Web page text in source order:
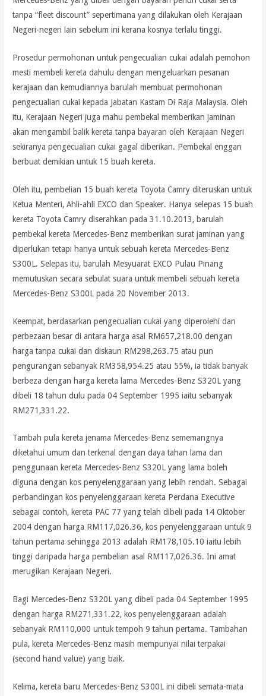
tanpa “fleet discount” sepertimana yang dilakukan oleh Kerajaan
Negeri-negeri lain sebelum ini kerana kosnya terlalu tinggi.
Prosedur permohonan untuk pengecualian cukai adalah pemohon
mesti membeli kereta dahulu dengan mengeluarkan pesanan
kerajaan dan kemudiannya barulah membuat permohonan
pengecualian cukai kepada Jabatan Kastam Di Raja Malaysia. Oleh
itu, Kerajaan Negeri juga mahu pembekal memberikan jaminan
akan mengambil balik kereta tanpa bayaran oleh Kerajaan Negeri
sekiranya pengecualian cukai gagal diberikan. Pembekal enggan
berbuat demikian untuk 15 buah kereta.
Oleh itu, pembelian 15 buah kereta Toyota Camry diteruskan untuk
Ketua Menteri, Ahli-ahli EXCO dan Speaker. Hanya selepas 15 buah
kereta Toyota Camry diserahkan pada 31.10.2013, barulah
pembekal kereta Mercedes-Benz memberikan surat jaminan yang
diperlukan tetapi hanya untuk sebuah kereta Mercedes-Benz
S300L. Selepas itu, barulah Mesyuarat EXCO Pulau Pinang
memutuskan secara sebulat suara untuk membeli sebuah kereta
Mercedes-Benz S300L pada 20 November 2013.
Keempat, berdasarkan pengecualian cukai yang diperolehi dan
perbezaan besar di antara harga asal RM657,218.00 dengan
harga tanpa cukai dan diskaun RM298,263.75 atau pun
pengurangan sebanyak RM358,954.25 atau 55%, ia tidak banyak
berbeza dengan harga kereta lama Mercedes-Benz S320L yang
dibeli 18 tahun dulu pada 04 September 1995 iaitu sebanyak
RM271,331.22.
Tambah pula kereta jenama Mercedes-Benz sememangnya
diketahui umum dan terkenal dengan daya tahan lama dan
penggunaan kereta Mercedes-Benz S320L yang lama boleh
diguna dengan kos penyelenggaraan yang lebih rendah. Sebagai
perbandingan kos penyelenggaraan kereta Perdana Executive
sebagai contoh, kereta PAC 77 yang telah dibeli pada 14 Oktober
2004 dengan harga RM117,026.36, kos penyelenggaraan untuk 9
tahun pertama sehingga 2013 adalah RM178,105.10 iaitu lebih
tinggi daripada harga pembelian asal RM117,026.36. Ini amat
merugikan Kerajaan Negeri.
Bagi Mercedes-Benz S320L yang dibeli pada 04 September 1995
dengan harga RM271,331.22, kos penyelenggaraan adalah
sebanyak RM110,000 untuk tempoh 9 tahun pertama. Tambahan
pula, kereta Mercedes-Benz masih mempunyai nilai terpakai
(second hand value) yang baik.
Kelima, kereta baru Mercedes-Benz S300L ini dibeli semata-mata